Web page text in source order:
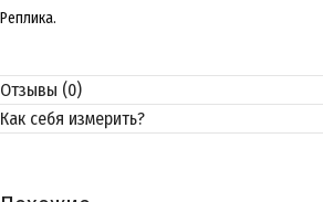
Реплика.
Отзывы (0)
Как себя измерить?